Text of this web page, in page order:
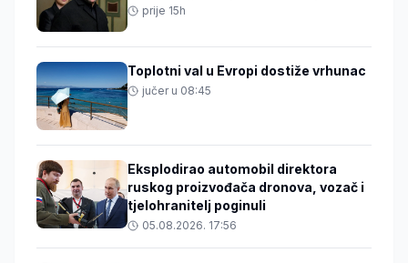
prije 15h
Toplotni val u Evropi dostiže vrhunac
jučer u 08:45
Eksplodirao automobil direktora
ruskog proizvođača dronova, vozač i
tjelohranitelj poginuli
05.08.2026. 17:56